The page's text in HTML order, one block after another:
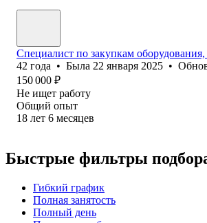
Специалист по закупкам
42 года • Была 22 января 2025 •
150 000 ₽
Не ищет работу
Общий опыт
18 лет 6 месяцев
Быстрые фильтры
Гибкий график
Полная занятость
Полный день